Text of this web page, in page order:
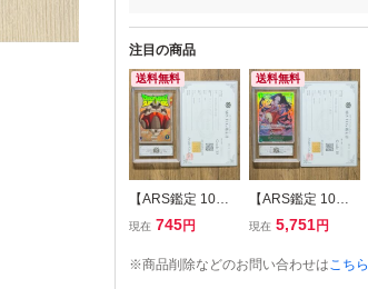
注目の商品
送料無料
【ARS鑑定 10】
世界に5枚 クウラ
クストラレア ドラ
現在 745円
送料無料
【ARS鑑定 10】
世界に1枚 ボア・
16-032 スーパー
現在 5,751円
※商品削除などのお問い合わせはこちら